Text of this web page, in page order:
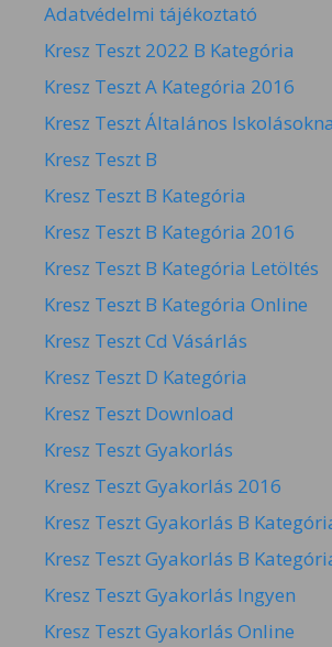
Adatvédelmi tájékoztató
Kresz Teszt 2022 B Kategória
Kresz Teszt A Kategória 2016
Kresz Teszt Általános
Kresz Teszt B
Kresz Teszt B Kategória
Kresz Teszt B Kategória 2016
Kresz Teszt B Kategória Letöltés
Kresz Teszt B Kategória Online
Kresz Teszt Cd Vásárlás
Kresz Teszt D Kategória
Kresz Teszt Download
Kresz Teszt Gyakorlás
Kresz Teszt Gyakorlás 2016
Kresz Teszt Gyakorlás B
Kresz Teszt Gyakorlás B
Kresz Teszt Gyakorlás Ingyen
Kresz Teszt Gyakorlás Online